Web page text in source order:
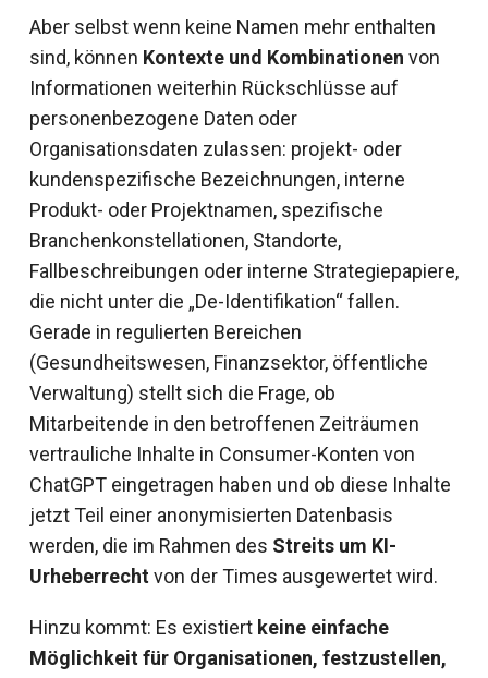
Aber selbst wenn keine Namen mehr enthalten
sind, können Kontexte und Kombinationen von
Informationen weiterhin Rückschlüsse auf
personenbezogene Daten oder
Organisationsdaten zulassen: projekt- oder
kundenspezifische Bezeichnungen, interne
Produkt- oder Projektnamen, spezifische
Branchenkonstellationen, Standorte,
Fallbeschreibungen oder interne Strategiepapiere,
die nicht unter die „De-Identifikation“ fallen.
Gerade in regulierten Bereichen
(Gesundheitswesen, Finanzsektor, öffentliche
Verwaltung) stellt sich die Frage, ob
Mitarbeitende in den betroffenen Zeiträumen
vertrauliche Inhalte in Consumer-Konten von
ChatGPT eingetragen haben und ob diese Inhalte
jetzt Teil einer anonymisierten Datenbasis
werden, die im Rahmen des Streits um KI-
Urheberrechtvon der Times ausgewertet wird.
Hinzu kommt: Es existiert keine einfache
Möglichkeit für Organisationen, festzustellen,